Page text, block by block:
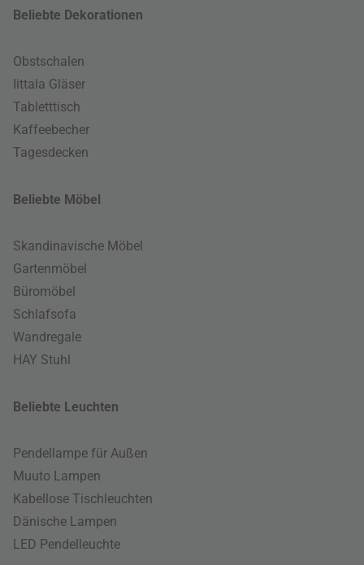
Beliebte Dekorationen
Obstschalen
Iittala Gläser
Tabletttisch
Kaffeebecher
Tagesdecken
Beliebte Möbel
Skandinavische Möbel
Gartenmöbel
Büromöbel
Schlafsofa
Wandregale
HAY Stuhl
Beliebte Leuchten
Pendellampe für Außen
Muuto Lampen
Kabellose Tischleuchten
Dänische Lampen
LED Pendelleuchte